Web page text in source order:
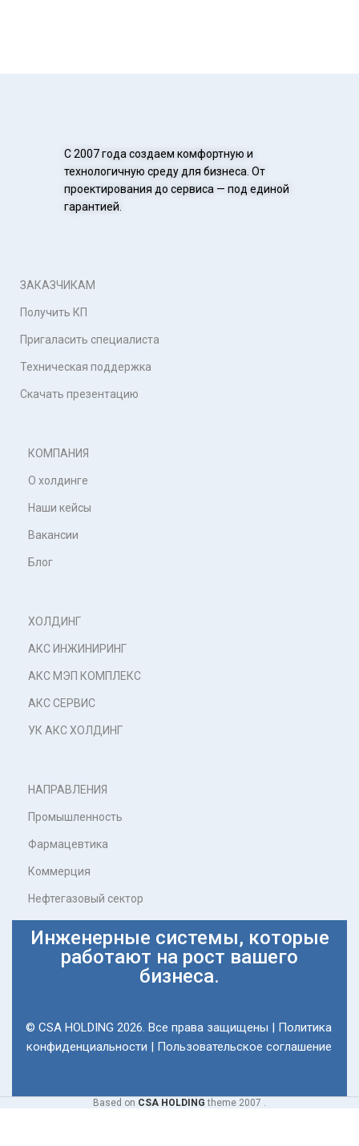
С 2007 года создаем комфортную и
технологичную среду для бизнеса. От
проектирования до сервиса — под единой
гарантией.
ЗАКАЗЧИКАМ
Получить КП
Пригаласить специалиста
Техническая поддержка
Скачать презентацию
КОМПАНИЯ
О холдинге
Наши кейсы
Вакансии
Блог
ХОЛДИНГ
АКС ИНЖИНИРИНГ
АКС МЭП КОМПЛЕКС
АКС СЕРВИС
УК АКС ХОЛДИНГ
НАПРАВЛЕНИЯ
Промышленность
Фармацевтика
Коммерция
Нефтегазовый сектор
Инженерные системы, которые
работают на рост вашего
бизнеса.
© CSA HOLDING 2026. Все права защищены | Политика
конфиденциальности | Пользовательское соглашение
Based on CSA HOLDING theme 2007 .